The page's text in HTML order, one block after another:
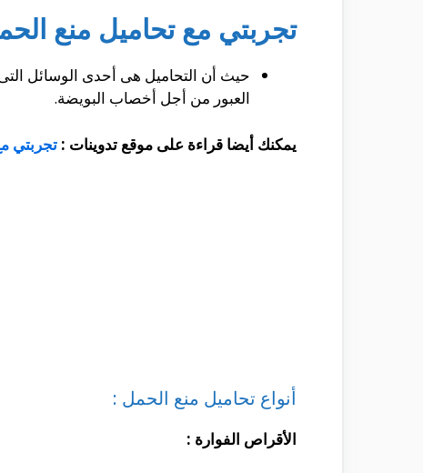
تجربتي مع تحاميل منع
حيث أن التحاميل هى أحدى الوسائل
العبور من أجل أخصاب البويضة.
يمكنك أيضا قراءة على موقع تدوينات : تجربتي
أنواع تحاميل منع الحمل :
الأقراص الفوارة :